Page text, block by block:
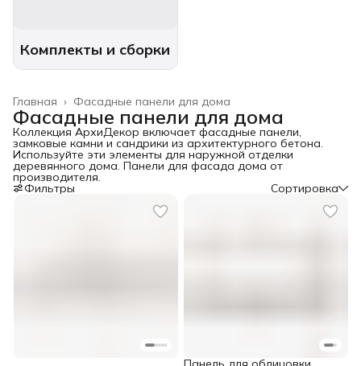
Комплекты и сборки
Фасадные панели для дома
Главная ›
Фасадные панели для дома
Коллекция АрхиДекор включает фасадные панели,
замковые камни и сандрики из архитектурного бетона.
Используйте эти элементы для наружной отделки
деревянного дома. Панели для фасада дома от
производителя.
Фильтры Сортировка